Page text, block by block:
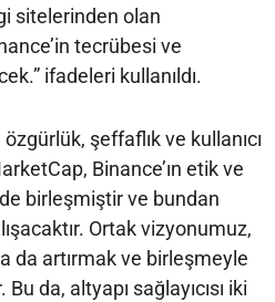
sitelerinden olan
tecrübesi ve
ifadeleri kullanıldı.
özgürlük, şeffaflık ve kullanıcı
Binance’ın etik ve
birleşmiştir ve bundan
Ortak vizyonumuz,
da artırmak ve birleşmeyle
da, altyapı sağlayıcısı iki